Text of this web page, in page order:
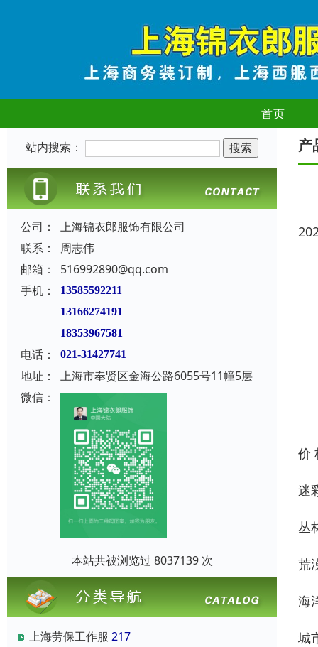
首页
站内搜索：
公司：
上海锦衣郎服饰有限公司
联系：
周志伟
邮箱：
516992890@qq.com
手机：
13585592211
13166274191
18353967581
电话： 021-31427741
地址：
上海市奉贤区金海公路6055号11幢5层
微信：
本站共被浏览过 8037139 次
上海劳保工作服 217
产
价
迷
丛
荒
海
城